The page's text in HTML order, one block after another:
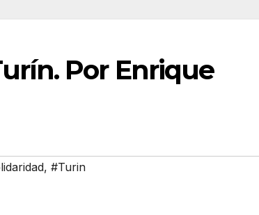
Por Enrique
, #Turin